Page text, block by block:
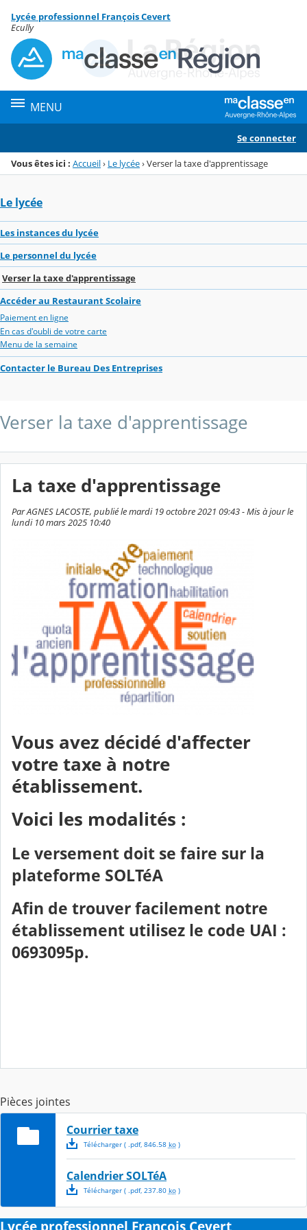
Menu de la rubrique
Contenu
Lycée professionnel François Cevert
Ecully
MENU
Se connecter
Vous êtes ici : Accueil› Le lycée›Verser la taxe d'apprentissage
Le lycée
Les instances du lycée
Le personnel du lycée
Verser la taxe d'apprentissage
Accéder au Restaurant Scolaire
Paiement en ligne
En cas d'oubli de votre carte
Menu de la semaine
Contacter le Bureau Des Entreprises
Verser la taxe d'apprentissage
La taxe d'apprentissage
Par AGNES LACOSTE, publié le mardi 19 octobre 2021 09:43 - Mis à jour le
lundi 10 mars 2025 10:40
Vous avez décidé d'affecter
votre taxe à notre
établissement.
Voici les modalités :
Le versement doit se faire sur la
plateforme SOLTéA
Afin de trouver facilement notre
établissement utilisez le code UAI :
0693095p.
Pièces jointes
Courrier taxe
Télécharger( .pdf, 846.58 ko)
Calendrier SOLTéA
Télécharger( .pdf, 237.80 ko)
Lycée professionnel François Cevert